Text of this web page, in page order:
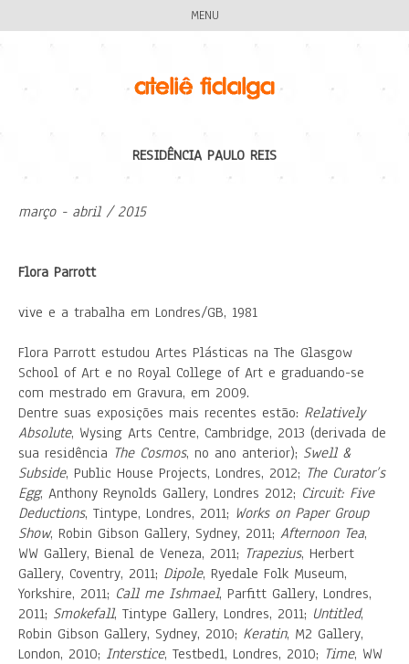
MENU
RESIDÊNCIA PAULO REIS
março - abril / 2015
Flora Parrott
vive e a trabalha em Londres/GB, 1981
Flora Parrott estudou Artes Plásticas na The Glasgow
School of Art e no Royal College of Art e graduando-se
com mestrado em Gravura, em 2009.
Dentre suas exposições mais recentes estão: Relatively
Absolute, Wysing Arts Centre, Cambridge, 2013 (derivada de
sua residência The Cosmos, no ano anterior); Swell &
Subside, Public House Projects, Londres, 2012; The Curator’s
Egg, Anthony Reynolds Gallery, Londres 2012; Circuit: Five
Deductions, Tintype, Londres, 2011; Works on Paper Group
Show, Robin Gibson Gallery, Sydney, 2011; Afternoon Tea,
WW Gallery, Bienal de Veneza, 2011; Trapezius, Herbert
Gallery, Coventry, 2011; Dipole, Ryedale Folk Museum,
Yorkshire, 2011; Call me Ishmael, Parfitt Gallery, Londres,
2011; Smokefall, Tintype Gallery, Londres, 2011; Untitled,
Robin Gibson Gallery, Sydney, 2010; Keratin, M2 Gallery,
London, 2010; Interstice, Testbed1, Londres, 2010; Time, WW